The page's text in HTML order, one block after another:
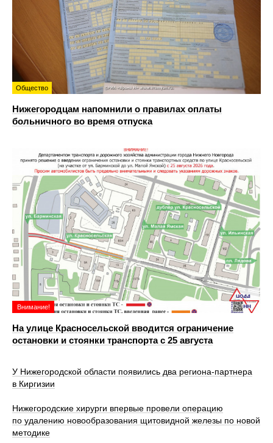
Общество
Нижегородцам напомнили о правилах оплаты
больничного во время отпуска
Внимание!
На улице Красносельской вводится ограничение
остановки и стоянки транспорта с 25 августа
У Нижегородской области появились два региона-партнера
в Киргизии
Нижегородские хирурги впервые провели операцию
по удалению новообразования щитовидной железы по новой
методике